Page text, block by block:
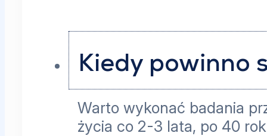
Kiedy powinno
Warto wykonać badania
życia co 2-3 lata, po 40